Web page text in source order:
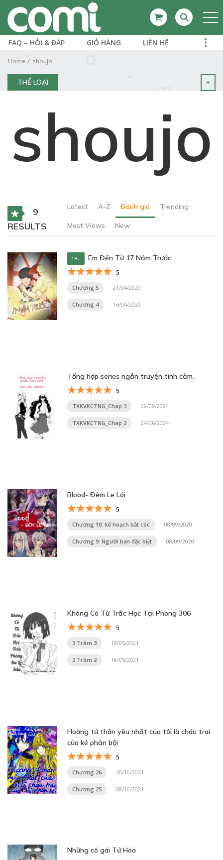
FAQ – HỎI & ĐÁP GIỎ HÀNG LIÊN HỆ
Home shoujo
THỂ LOẠI
shoujo
9
RESULTS
Latest A-Z Đánh giá Trending
Most Views New
18+ Em Đến Từ 17 Năm Trước
5
Chương 5 21/04/2020
Chương 4 16/04/2020
Tổng hợp series ngắn truyện tình cảm.
5
TXKVKCTNG_Chap 3 09/08/2024
TXKVKCTNG_Chap 2 24/06/2024
Blood- Đêm Le Lói
5
Chương 10: Kế hoạch bắt cóc 08/09/2020
Chương 9: Người bạn đặc biệt 08/09/2020
Không Có Từ Trắc Học Tại Phòng 306
5
3 Trâm 3 18/05/2021
2 Trâm 2 18/05/2021
Hoàng tử thân yêu nhất của tôi là cháu trai
của kẻ phản bội
5
Chương 26 30/10/2021
Chương 25 08/10/2021
Những cô gái Tứ Hóa